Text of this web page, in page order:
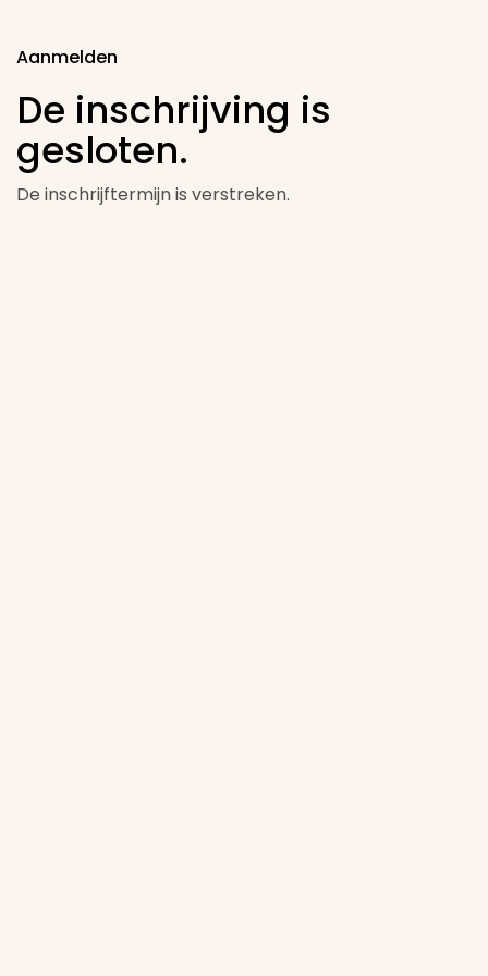
Aanmelden
De inschrijving is
gesloten.
De inschrijftermijn is verstreken.